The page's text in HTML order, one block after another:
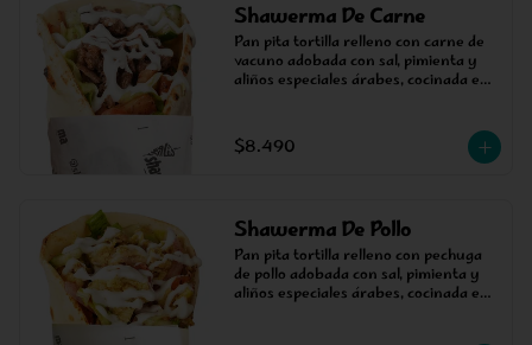
Shawerma De Carne
Pan pita tortilla relleno con carne de
vacuno adobada con sal, pimienta y
aliños especiales árabes, cocinada en
$8.490
Shawerma De Pollo
Pan pita tortilla relleno con pechuga
de pollo adobada con sal, pimienta y
aliños especiales árabes, cocinada en